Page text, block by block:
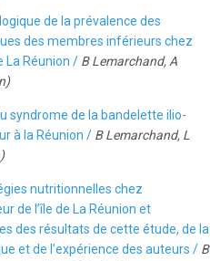
de la prévalence des
des membres inférieurs chez
La Réunion / B Lemarchand, A
syndrome de la bandelette ilio-
à la Réunion / B Lemarchand, L
nutritionnelles chez
de l’île de La Réunion et
des résultats de cette étude, de la
et de l’expérience des auteurs / B